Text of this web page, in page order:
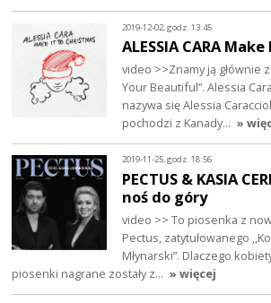
2019-12-02, godz. 13:45
ALESSIA CARA
video >>Znamy ją głównie
Your Beautiful”. Alessia
nazywa się Alessia
pochodzi z Kanady… »
2019-11-25, godz. 18:56
PECTUS & KASIA
noś do góry
video >> To piosenka z
Pectus, zatytułowanego
Młynarski”. Dlaczego
piosenki nagrane zostały z… » więcej